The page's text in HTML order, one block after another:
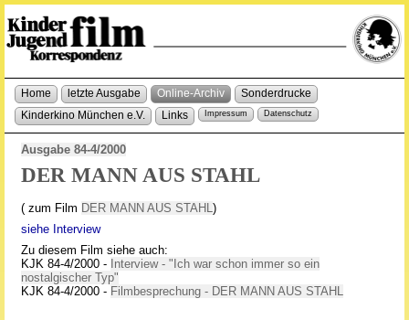
Home letzte Ausgabe Online-Archiv
Sonderdrucke
Kinderkino München e.V.
Links Impressum Datenschutz
Ausgabe 84-4/2000
DER MANN AUS STAHL
( zum Film DER MANN AUS STAHL )
siehe Interview
Zu diesem Film siehe auch:
KJK 84-4/2000 - Interview - "Ich war schon immer so ein
nostalgischer Typ"
KJK 84-4/2000 - Filmbesprechung - DER MANN AUS STAHL